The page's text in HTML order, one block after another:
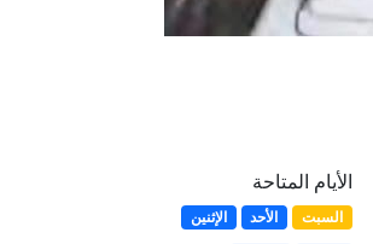
الأيام المتاحة
السبت الأحد
الإثنين